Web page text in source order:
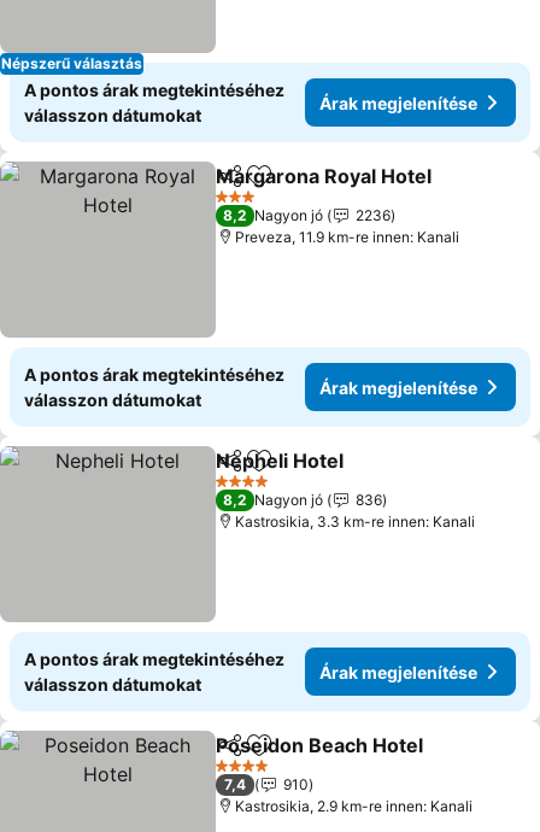
Népszerű választás
A pontos árak megtekintéséhez
válasszon dátumokat
Árak megjelenítése
Megosztás
Hozzáadás a kedvencekhez
Margarona Royal Hotel
3 Kategória
8,2 Nagyon jó
2236
Preveza, 11.9 km-re innen: Kanali
A pontos árak megtekintéséhez
válasszon dátumokat
Árak megjelenítése
Megosztás
Hozzáadás a kedvencekhez
Nepheli Hotel
4 Kategória
8,2 Nagyon jó
836
Kastrosikia, 3.3 km-re innen: Kanali
A pontos árak megtekintéséhez
válasszon dátumokat
Árak megjelenítése
MegosztásHozzáadás a kedvencekhez
Poseidon Beach Hotel
4 Kategória
7,4
910
Kastrosikia, 2.9 km-re innen: Kanali